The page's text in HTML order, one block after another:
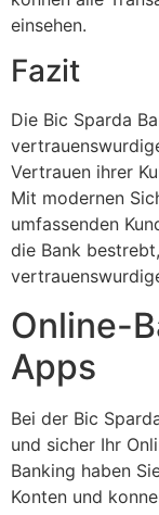
einsehen.
Fazit
Die Bic Sparda
Vertrauen ihrer
Mit modernen
umfassenden
die Bank
Online-
Apps
Bei der Bic
und sicher Ihr
Banking haben
Konten und